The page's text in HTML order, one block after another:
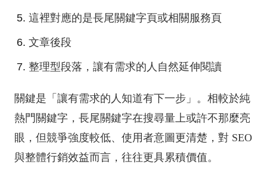
這裡對應的是長尾關鍵字頁或相關服務頁
文章後段
整理型段落，讓有需求的人自然延伸閱讀
關鍵是「讓有需求的人知道有下一步」。相較於純
熱門關鍵字，長尾關鍵字在搜尋量上或許不那麼亮
眼，但競爭強度較低、使用者意圖更清楚，對 SEO
與整體行銷效益而言，往往更具累積價值。